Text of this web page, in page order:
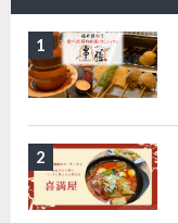
1
2